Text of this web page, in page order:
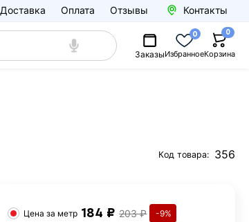
Доставка Оплата Отзывы Контакты
ЗаказыИзбранное
0
Корзина
0
Код товара: 356
Цена за метр 184 ₽ 203 ₽ -9%